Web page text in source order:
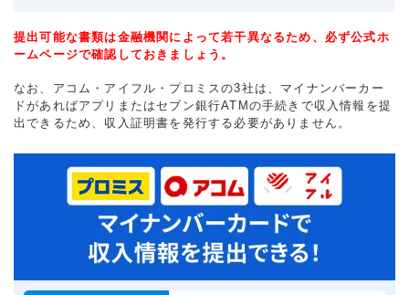
提出可能な書類は金融機関によって若干異なるため、必ず公式ホ
ームページで確認しておきましょう。
なお、アコム・アイフル・プロミスの3社は、マイナンバーカー
ドがあればアプリまたはセブン銀行ATMの手続きで収入情報を提
出できるため、収入証明書を発行する必要がありません。